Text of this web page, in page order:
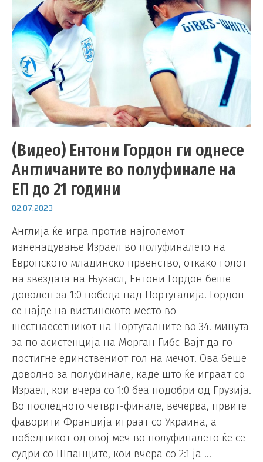
(Видео) Ентони Гордон ги однесе
Англичаните во полуфинале на
ЕП до 21 години
02.07.2023
Aнглија ќе игра против најголемот
изненадување Израел во полуфиналето на
Европското младинско првенство, откако голот
на ѕвездата на Њукасл, Ентони Гордон беше
доволен за 1:0 победа над Португалија. Гордон
се најде на вистинското место во
шестнаесетникот на Португалците во 34. минута
за по асистенција на Морган Гибс-Вајт да го
постигне единствениот гол на мечот. Ова беше
доволно за полуфинале, каде што ќе играат со
Израел, кои вчера со 1:0 беа подобри од Грузија.
Во последното четврт-финале, вечерва, првите
фаворити Франција играат со Украина, а
победникот од овој меч во полуфиналето ќе се
судри со Шпанците, кои вчера со 2:1 ја …